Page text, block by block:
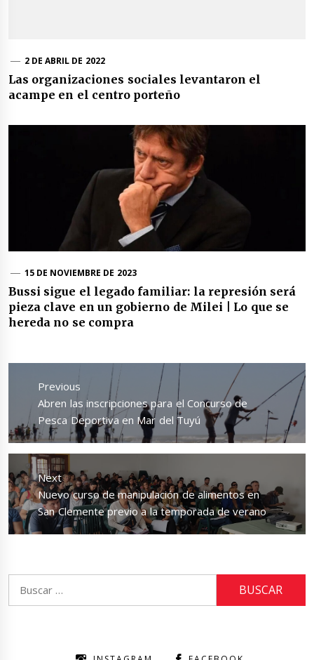
2 DE ABRIL DE 2022
Las organizaciones sociales levantaron el
acampe en el centro porteño
15 DE NOVIEMBRE DE 2023
Bussi sigue el legado familiar: la represión será
pieza clave en un gobierno de Milei | Lo que se
hereda no se compra
Navegación
entradas
Previous
Previous
post:
Abren las inscripciones para el Concurso de
Pesca Deportiva en Mar del Tuyú
Next
Next
post:
Nuevo curso de manipulación de alimentos en
San Clemente previo a la temporada de verano